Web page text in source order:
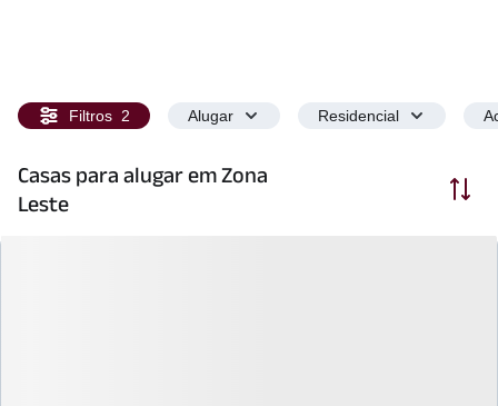
Filtros 2 Alugar Residencial
Casas para alugar em Zona
Leste
Ordenar